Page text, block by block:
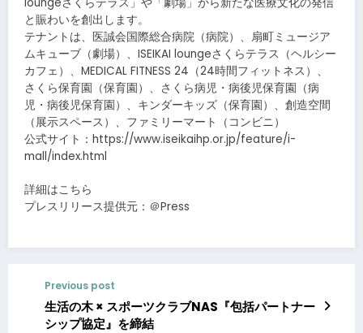
loungeさくらテラス」や「劇場」から新たな医療文化の発信
と賑わいを創出します。
テナントは、医誠会国際総合病院（病院）、扇町ミュージア
ムキューブ（劇場）、ISEIKAI loungeさくらテラス（ヘルシー
カフェ）、MEDICAL FITNESS 24（24時間フィットネス）、
さくら保育園（保育園）、さくら病児・病後児保育園（病
児・病後児保育園）、キンダーキッズ（保育園）、創造空間
（展示スペース）、ファミリーマート（コンビニ）
公式サイト：https://www.iseikaihp.or.jp/feature/i-
mall/index.html
詳細はこちら
プレスリリース提供元：＠Press
Previous post
生活の木 × スポーツクラブNAS『包括パートナー
シップ協定』を締結